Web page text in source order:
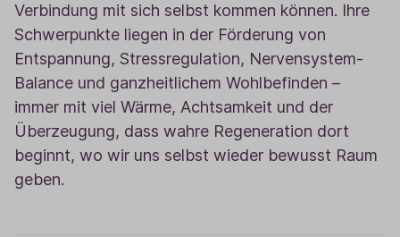
Verbindung mit sich selbst kommen können. Ihre
Schwerpunkte liegen in der Förderung von
Entspannung, Stressregulation, Nervensystem-
Balance und ganzheitlichem Wohlbefinden –
immer mit viel Wärme, Achtsamkeit und der
Überzeugung, dass wahre Regeneration dort
beginnt, wo wir uns selbst wieder bewusst Raum
geben.